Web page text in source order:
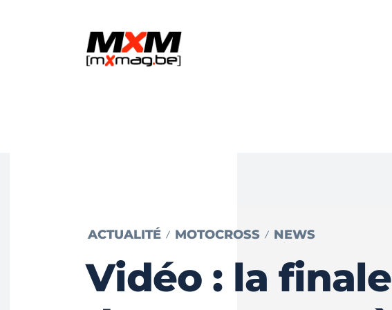
ACTUALITÉ MOTOCROSS NEWS
Vidéo : la finale